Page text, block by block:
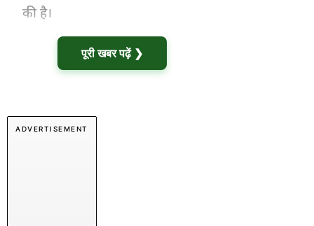
की है।
पूरी खबर पढ़ें ❯
ADVERTISEMENT